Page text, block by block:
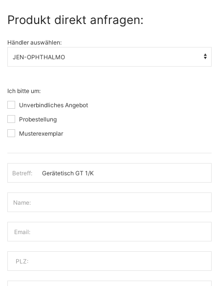
Produkt direkt anfragen:
Händler auswählen:
Ich bitte um:
Unverbindliches Angebot
Probestellung
Musterexemplar
Betreff:
Name:
Email:
PLZ: